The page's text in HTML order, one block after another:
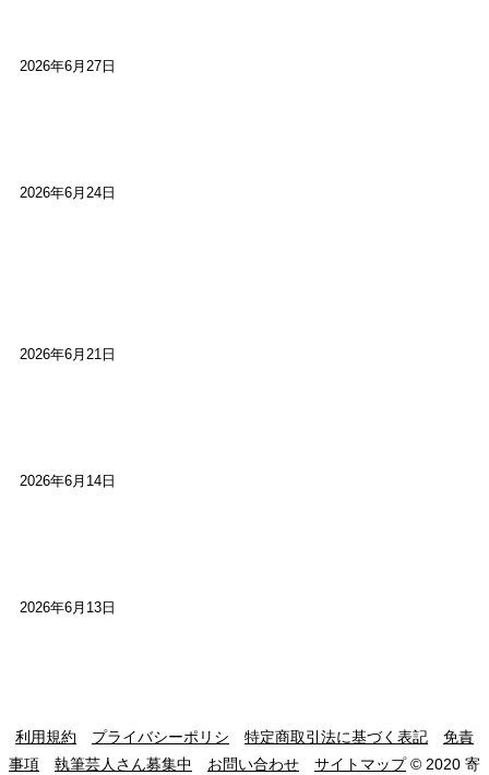
2026年6月27日
2026年6月24日
2026年6月21日
2026年6月14日
2026年6月13日
利用規約 プライバシーポリシ 特定商取引法に基づく表記
免責
事項
執筆芸人さん募集中 お問い合わせ サイトマップ© 2020 寄